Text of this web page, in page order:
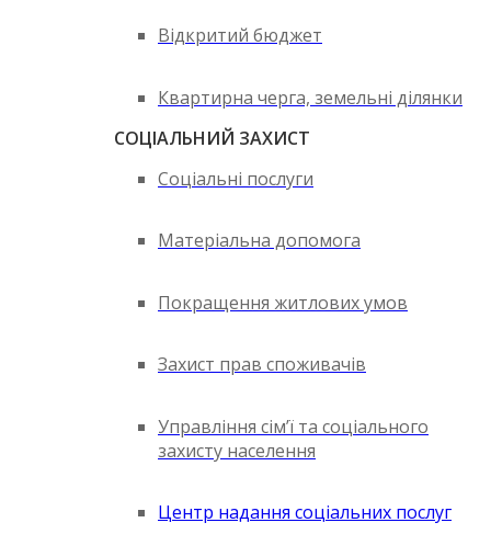
Відкритий бюджет
Квартирна черга, земельні ділянки
СОЦІАЛЬНИЙ ЗАХИСТ
Соціальні послуги
Матеріальна допомога
Покращення житлових умов
Захист прав споживачів
Управління сім’ї та соціального
захисту населення
Центр надання соціальних послуг